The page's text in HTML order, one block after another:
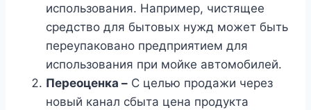
использования. Например, чистящее
средство для бытовых нужд может быть
переупаковано предприятием для
использования при мойке автомобилей.
Переоценка – С целью продажи через
новый канал сбыта цена продукта